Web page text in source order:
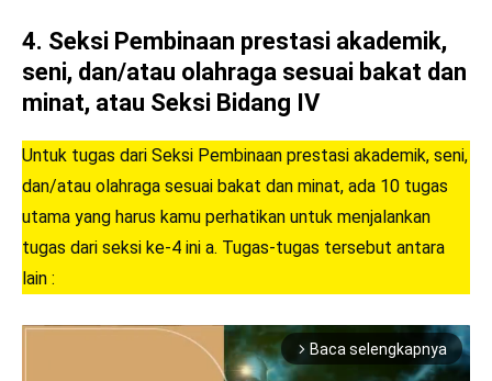
4. Seksi Pembinaan prestasi akademik,
seni, dan/atau olahraga sesuai bakat dan
minat, atau Seksi Bidang IV
Untuk tugas dari Seksi Pembinaan prestasi akademik, seni,
dan/atau olahraga sesuai bakat dan minat, ada 10 tugas
utama yang harus kamu perhatikan untuk menjalankan
tugas dari seksi ke-4 ini a. Tugas-tugas tersebut antara
lain :
arrow_forward_ios Baca selengkapnya